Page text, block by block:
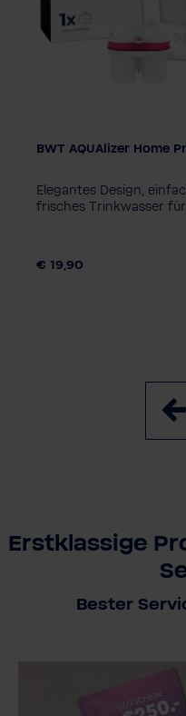
BWT AQUAlizer Home
Elegantes Design,
frisches Trinkwasser
€ 19,90
Erstklassige
Bester